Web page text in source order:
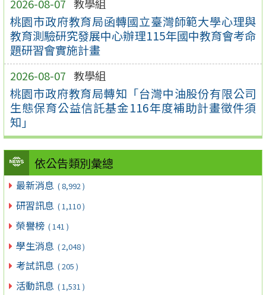
2026-08-07 教學組
桃園市政府教育局函轉國立臺灣師範大學心理與
教育測驗研究發展中心辦理115年國中教育會考命
題研習會實施計畫
2026-08-07 教學組
桃園市政府教育局轉知「台灣中油股份有限公司
生態保育公益信託基金116年度補助計畫徵件須
知」
依公告類別彙總
最新消息 ( 8,992 )
研習訊息 ( 1,110 )
榮譽榜 ( 141 )
學生消息 ( 2,048 )
考試訊息 ( 205 )
活動訊息 ( 1,531 )